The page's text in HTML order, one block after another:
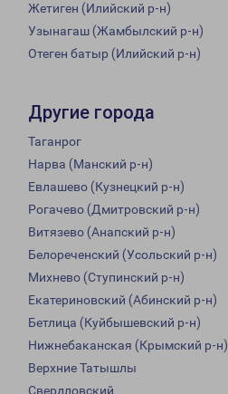
Жетиген (Илийский р-н)
Узынагаш (Жамбылский р-н)
Отеген батыр (Илийский р-н)
Другие города
Таганрог
Нарва (Манский р-н)
Евлашево (Кузнецкий р-н)
Рогачево (Дмитровский р-н)
Витязево (Анапский р-н)
Белореченский (Усольский р-н)
Михнево (Ступинский р-н)
Екатериновский (Абинский р-н)
Бетлица (Куйбышевский р-н)
Нижнебаканская (Крымский р-н)
Верхние Татышлы
Свердловский